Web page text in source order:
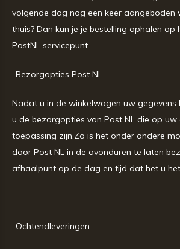
volgende dag nog een keer aangeboden
thuis? Dan kun je je bestelling ophalen op
PostNL servicepunt.
-Bezorgopties Post NL-
Nadat u in de winkelwagen uw gegevens
u de bezorgopties van Post NL die op uw
toepassing zijn.Zo is het onder andere
door Post NL in de avonduren te laten
afhaalpunt op de dag en tijd dat het u
-Ochtendleveringen-